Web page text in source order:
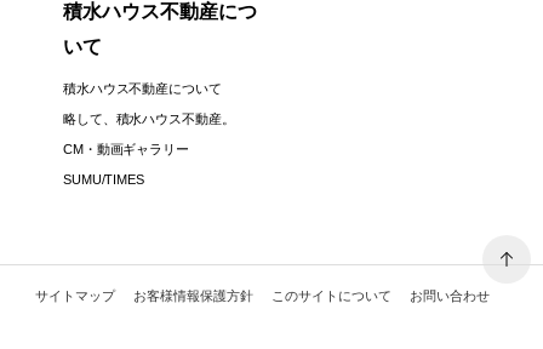
積水ハウス不動産につ
いて
積水ハウス不動産について
略して、積水ハウス不動産。
CM・動画ギャラリー
SUMU/TIMES
サイトマップ お客様情報保護方針 このサイトについて お問い合わせ